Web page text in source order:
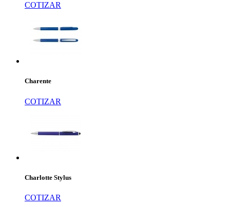
COTIZAR
Charente
COTIZAR
Charlotte Stylus
COTIZAR